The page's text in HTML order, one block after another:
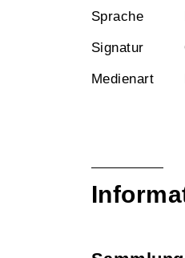
Sprache
Signatur
Medienart